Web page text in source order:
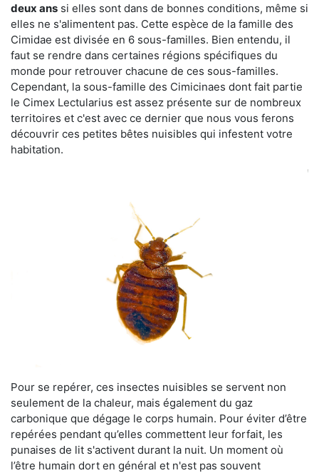
deux ans si elles sont dans de bonnes conditions, même si
elles ne s'alimentent pas. Cette espèce de la famille des
Cimidae est divisée en 6 sous-familles. Bien entendu, il
faut se rendre dans certaines régions spécifiques du
monde pour retrouver chacune de ces sous-familles.
Cependant, la sous-famille des Cimicinaes dont fait partie
le Cimex Lectularius est assez présente sur de nombreux
territoires et c'est avec ce dernier que nous vous ferons
découvrir ces petites bêtes nuisibles qui infestent votre
habitation.
Pour se repérer, ces insectes nuisibles se servent non
seulement de la chaleur, mais également du gaz
carbonique que dégage le corps humain. Pour éviter d’être
repérées pendant qu’elles commettent leur forfait, les
punaises de lit s'activent durant la nuit. Un moment où
l’être humain dort en général et n'est pas souvent